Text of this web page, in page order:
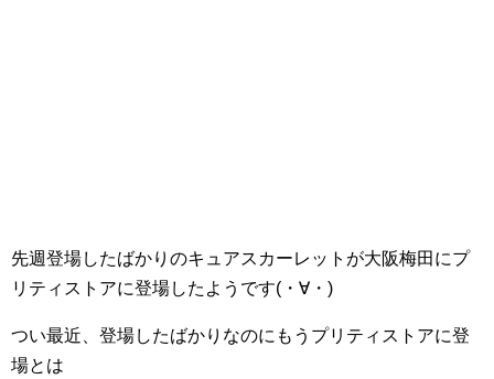
先週登場したばかりのキュアスカーレットが大阪梅田にプ
リティストアに登場したようです(・∀・)
つい最近、登場したばかりなのにもうプリティストアに登
場とは